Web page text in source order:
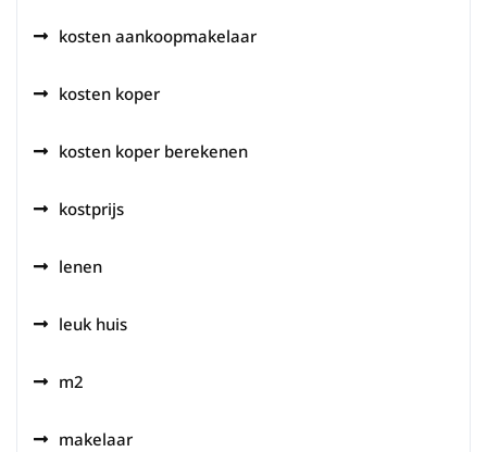
kosten aankoopmakelaar
kosten koper
kosten koper berekenen
kostprijs
lenen
leuk huis
m2
makelaar